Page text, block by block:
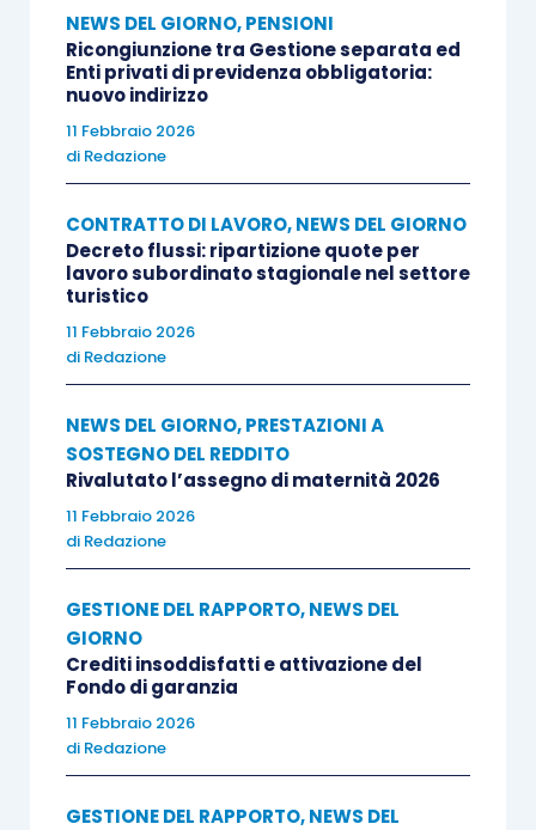
NEWS DEL GIORNO,PENSIONI
Ricongiunzione tra Gestione separata ed
Enti privati di previdenza obbligatoria:
nuovo indirizzo
11 Febbraio 2026
di Redazione
CONTRATTO DI LAVORO,NEWS DEL GIORNO
Decreto flussi: ripartizione quote per
lavoro subordinato stagionale nel settore
turistico
11 Febbraio 2026
di Redazione
NEWS DEL GIORNO,PRESTAZIONI A
SOSTEGNO DEL REDDITO
Rivalutato l’assegno di maternità 2026
11 Febbraio 2026
di Redazione
GESTIONE DEL RAPPORTO,NEWS DEL
GIORNO
Crediti insoddisfatti e attivazione del
Fondo di garanzia
11 Febbraio 2026
di Redazione
GESTIONE DEL RAPPORTO,NEWS DEL